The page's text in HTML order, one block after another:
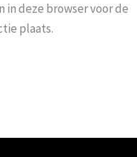
in deze browser voor de
plaats.